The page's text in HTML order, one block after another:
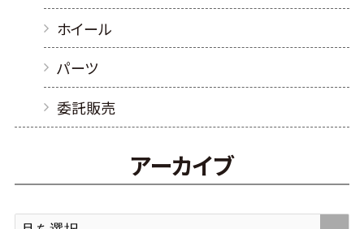
ホイール
パーツ
委託販売
アーカイブ